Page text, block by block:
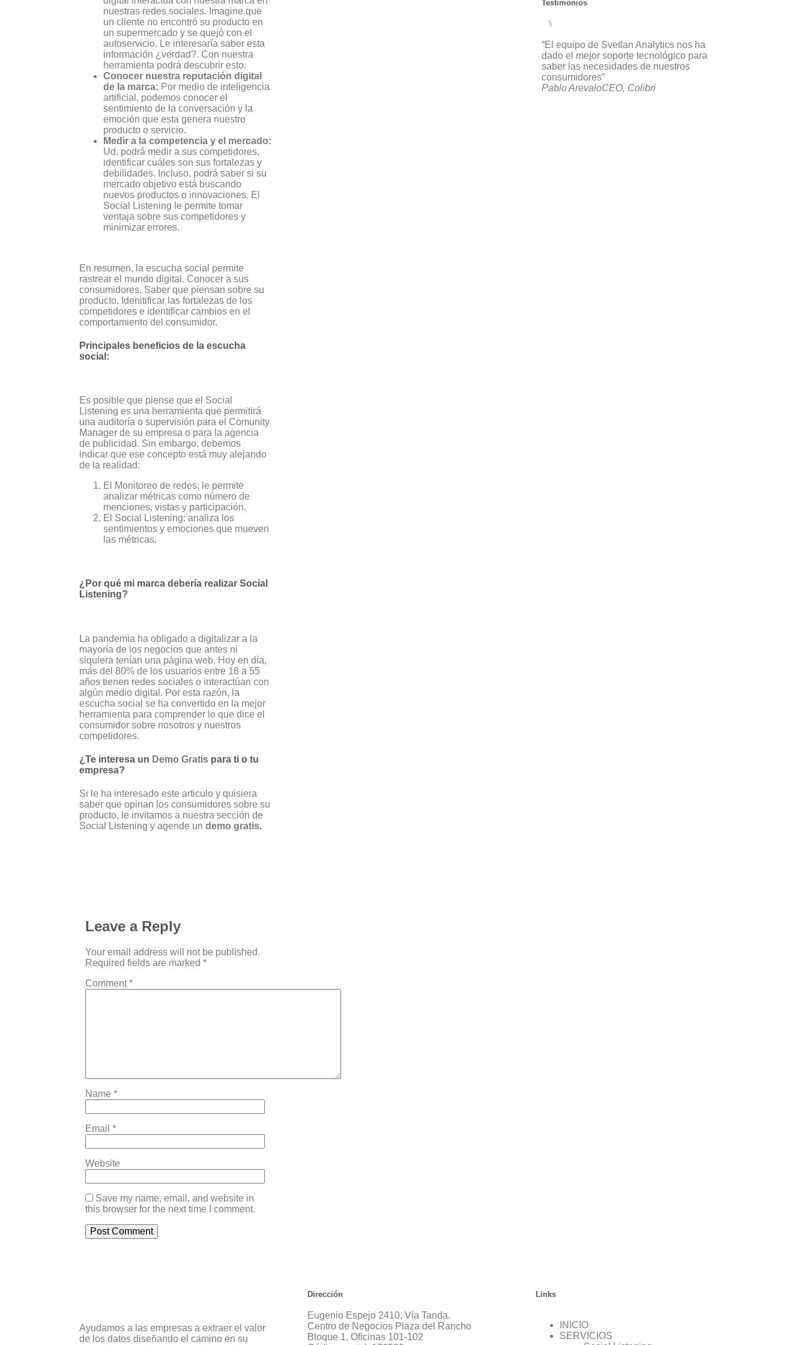
nuestras redes sociales. Imagine que
un cliente no encontró su producto en
un supermercado y se quejó con el
autoservicio. Le interesaría saber esta
información ¿verdad?. Con nuestra
herramienta podrá descubrir esto.
Conocer nuestra reputación digital
de la marca: Por medio de inteligencia
artificial, podemos conocer el
sentimiento de la conversación y la
emoción que esta genera nuestro
producto o servicio.
Medir a la competencia y el mercado:
Ud. podrá medir a sus competidores,
identificar cuáles son sus fortalezas y
debilidades. Incluso, podrá saber si su
mercado objetivo está buscando
nuevos productos o innovaciones. El
Social Listening le permite tomar
ventaja sobre sus competidores y
minimizar errores.
En resumen, la escucha social permite
rastrear el mundo digital. Conocer a sus
consumidores. Saber que piensan sobre su
producto. Idenitificar las fortalezas de los
competidores e identificar cambios en el
comportamiento del consumidor.
Principales beneficios de la escucha
social:
Es posible que piense que el Social
Listening es una herramienta que permitirá
una auditoría o supervisión para el Comunity
Manager de su empresa o para la agencia
de publicidad. Sin embargo, debemos
indicar que ese concepto está muy alejando
de la realidad:
El Monitoreo de redes: le permite
analizar métricas como número de
menciones, vistas y participación.
El Social Listening: analiza los
sentimientos y emociones que mueven
las métricas.
¿Por qué mi marca debería realizar Social
Listening?
La pandemia ha obligado a digitalizar a la
mayoría de los negocios que antes ni
siquiera tenían una página web. Hoy en día,
más del 80% de los usuarios entre 18 a 55
años tienen redes sociales o interactúan con
algún medio digital. Por esta razón, la
escucha social se ha convertido en la mejor
herramienta para comprender lo que dice el
consumidor sobre nosotros y nuestros
competidores.
¿Te interesa un Demo Gratis para ti o tu
empresa?
Si le ha interesado este articulo y quisiera
saber que opinan los consumidores sobre su
producto, le invitamos a nuestra sección de
Social Listening y agende un demo gratis.
Leave a Reply
Your email address will not be published.
Required fields are marked *
Comment*
Name *
Email *
Website
Save my name, email, and website in
this browser for the next time I comment.
Testimonios
⑊
“El equipo de Svetlan Analytics nos ha
dado el mejor soporte tecnológico para
saber las necesidades de nuestros
consumidores”
Pablo ArevaloCEO, Colibri
Ayudamos a las empresas a extraer el valor
de los datos diseñando el camino en su
Dirección
Eugenio Espejo 2410, Vía Tanda.
Centro de Negocios Plaza del Rancho
Bloque 1, Oficinas 101-102
Links
INICIO
SERVICIOS